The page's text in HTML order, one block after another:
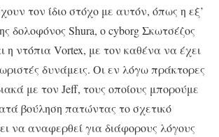
τον ίδιο στόχο με αυτόν, όπως η εξ’
δολοφόνος Shura, ο cyborg Σκωτσέζος
η ντόπια Vortex, με τον καθένα να έχει
δυνάμεις. Οι εν λόγω πράκτορες
με τον Jeff, τους οποίους μπορούμε
βούληση πατώντας το σχετικό
να αναφερθεί για διάφορους λόγους